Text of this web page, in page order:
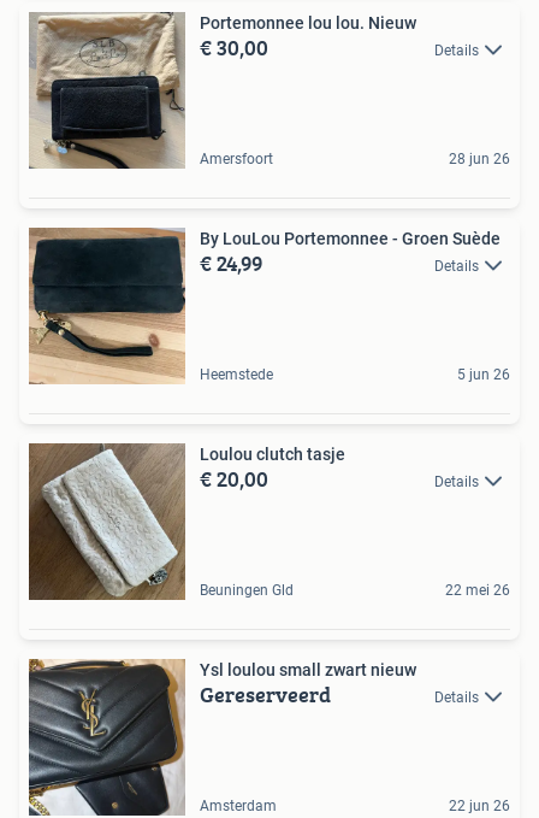
Portemonnee lou lou. Nieuw
€ 30,00 Details
Amersfoort 28 jun 26
By LouLou Portemonnee - Groen Suède
€ 24,99 Details
Heemstede 5 jun 26
Loulou clutch tasje
€ 20,00 Details
Beuningen Gld 22 mei 26
Ysl loulou small zwart nieuw
Gereserveerd Details
Amsterdam 22 jun 26